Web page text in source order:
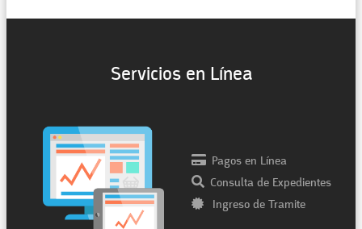
Servicios en Línea
Pagos en Línea
Consulta de Expedientes
Ingreso de Tramite